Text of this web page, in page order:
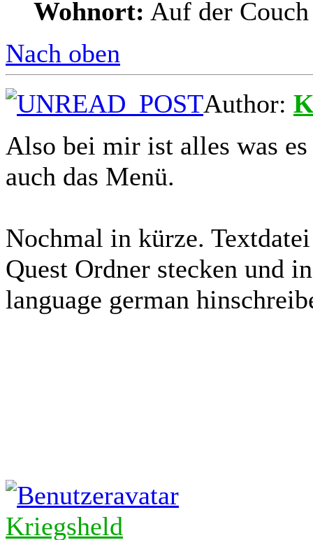
Wohnort: Auf der
Nach oben
Author:
Also bei mir ist alles was
auch das Menü.
Nochmal in kürze.
Quest Ordner stecken und
language german
Kriegsheld